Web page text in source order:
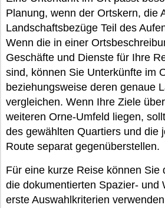
Planung, wenn der Ortskern, die
Landschaftsbezüge Teil des
Wenn die in einer
Geschäfte und Dienste für Ihre
sind, können Sie Unterkünfte im
beziehungsweise deren genaue
vergleichen. Wenn Ihre Ziele
weiteren Orne-Umfeld liegen,
des gewählten Quartiers und die
Route separat gegenüberstellen.
Für eine kurze Reise können Sie
die dokumentierten Spazier- und
erste Auswahlkriterien